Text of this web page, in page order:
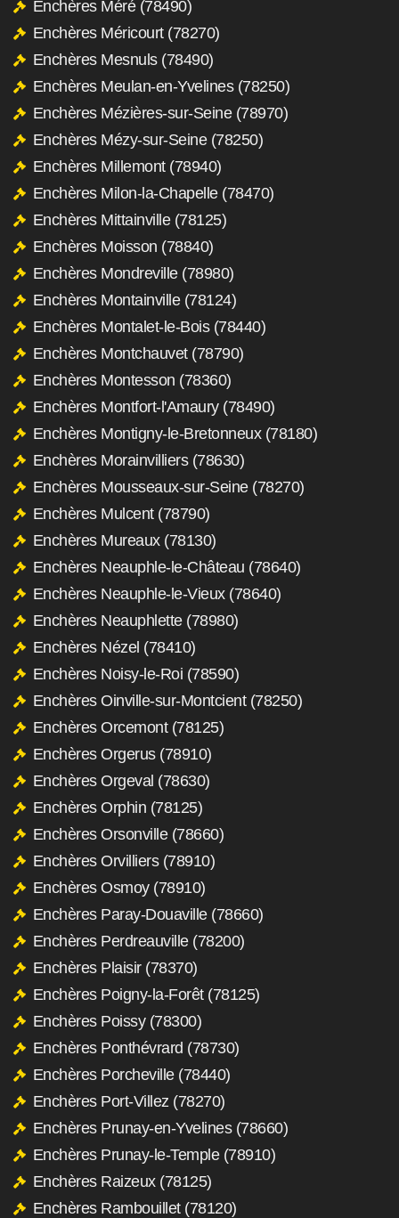
Enchères Méré (78490)
Enchères Méricourt (78270)
Enchères Mesnuls (78490)
Enchères Meulan-en-Yvelines (78250)
Enchères Mézières-sur-Seine (78970)
Enchères Mézy-sur-Seine (78250)
Enchères Millemont (78940)
Enchères Milon-la-Chapelle (78470)
Enchères Mittainville (78125)
Enchères Moisson (78840)
Enchères Mondreville (78980)
Enchères Montainville (78124)
Enchères Montalet-le-Bois (78440)
Enchères Montchauvet (78790)
Enchères Montesson (78360)
Enchères Montfort-l'Amaury (78490)
Enchères Montigny-le-Bretonneux (78180)
Enchères Morainvilliers (78630)
Enchères Mousseaux-sur-Seine (78270)
Enchères Mulcent (78790)
Enchères Mureaux (78130)
Enchères Neauphle-le-Château (78640)
Enchères Neauphle-le-Vieux (78640)
Enchères Neauphlette (78980)
Enchères Nézel (78410)
Enchères Noisy-le-Roi (78590)
Enchères Oinville-sur-Montcient (78250)
Enchères Orcemont (78125)
Enchères Orgerus (78910)
Enchères Orgeval (78630)
Enchères Orphin (78125)
Enchères Orsonville (78660)
Enchères Orvilliers (78910)
Enchères Osmoy (78910)
Enchères Paray-Douaville (78660)
Enchères Perdreauville (78200)
Enchères Plaisir (78370)
Enchères Poigny-la-Forêt (78125)
Enchères Poissy (78300)
Enchères Ponthévrard (78730)
Enchères Porcheville (78440)
Enchères Port-Villez (78270)
Enchères Prunay-en-Yvelines (78660)
Enchères Prunay-le-Temple (78910)
Enchères Raizeux (78125)
Enchères Rambouillet (78120)